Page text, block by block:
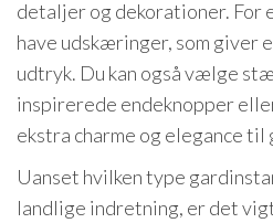
detaljer og dekorationer. For
have udskæringer, som giver
udtryk. Du kan også vælge
inspirerede endeknopper
ekstra charme og elegance til
Uanset hvilken type
landlige indretning, er det